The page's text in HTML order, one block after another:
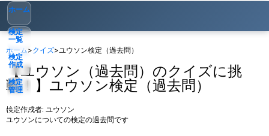
ホーム
検定
一覧
検定
作成
検定
管理
ゲスト▾
ホーム>クイズ>ユウソン検定（過去問）
【ユウソン（過去問）のクイズに挑
戦！】ユウソン検定（過去問）
検定作成者: ユウソン
ユウソンについての検定の過去問です